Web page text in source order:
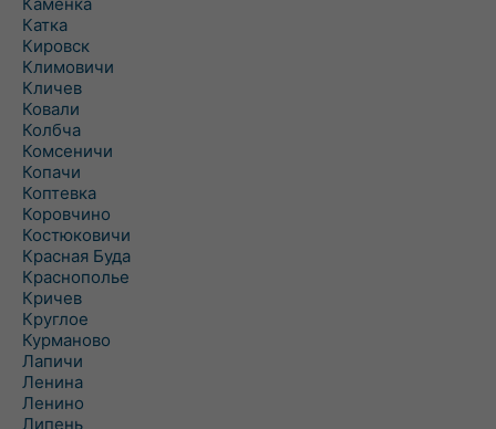
Катка
Кировск
Климовичи
Кличев
Ковали
Колбча
Комсеничи
Копачи
Коптевка
Коровчино
Костюковичи
Красная Буда
Краснополье
Кричев
Круглое
Курманово
Лапичи
Ленина
Ленино
Липень